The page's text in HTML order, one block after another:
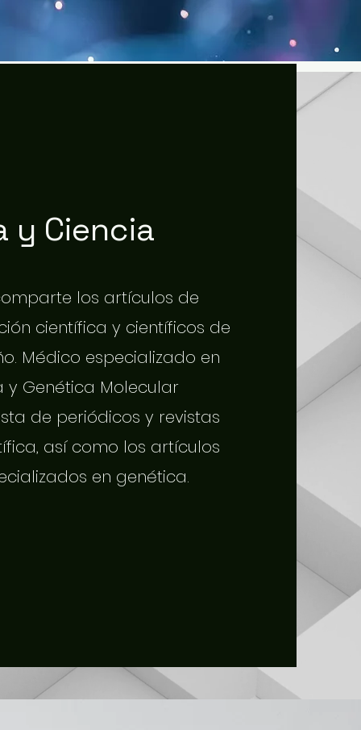
y Ciencia
los artículos de
científica y científicos de
Médico especializado en
y Genética Molecular
de periódicos y revistas
así como los artículos
en genética.